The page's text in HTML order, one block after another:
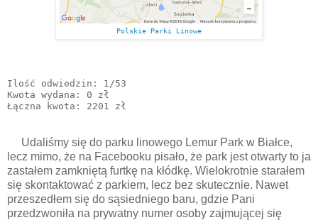
Polskie Parki Linowe
Ilość odwiedzin: 1/53
Kwota wydana: 0 zł
Udaliśmy się do parku linowego Lemur Park w Białce,
lecz mimo, że na Facebooku pisało, że park jest otwarty to ja
zastałem zamkniętą furtkę na kłódkę. Wielokrotnie starałem
się skontaktować z parkiem, lecz bez skutecznie. Nawet
przeszedłem się do sąsiedniego baru, gdzie Pani
przedzwoniła na prywatny numer osoby zajmującej się